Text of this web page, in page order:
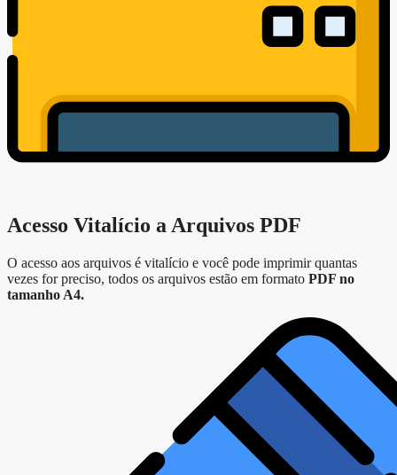
Acesso Vitalício a Arquivos PDF
O acesso aos arquivos é vitalício e você pode imprimir quantas
vezes for preciso, todos os arquivos estão em formato PDF no
tamanho A4.